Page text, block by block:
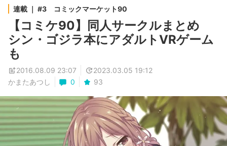
連載 ｜ #3 コミックマーケット90
【コミケ90】同人サークルまとめ
シン・ゴジラ本にアダルトVRゲーム
も
2016.08.09 23:07
2023.03.05 19:12
かまたあつし
0 93